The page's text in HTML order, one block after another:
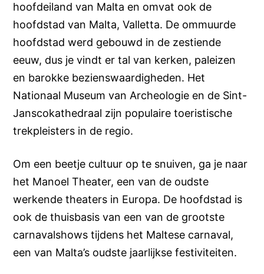
hoofdeiland van Malta en omvat ook de
hoofdstad van Malta, Valletta. De ommuurde
hoofdstad werd gebouwd in de zestiende
eeuw, dus je vindt er tal van kerken, paleizen
en barokke bezienswaardigheden. Het
Nationaal Museum van Archeologie en de Sint-
Janscokathedraal zijn populaire toeristische
trekpleisters in de regio.
Om een ​​beetje cultuur op te snuiven, ga je naar
het Manoel Theater, een van de oudste
werkende theaters in Europa. De hoofdstad is
ook de thuisbasis van een van de grootste
carnavalshows tijdens het Maltese carnaval,
een van Malta’s oudste jaarlijkse festiviteiten.